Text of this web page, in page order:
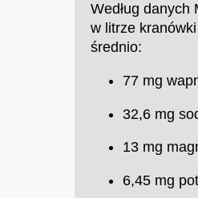
Według danych
w litrze
średnio:
77 mg
32,6 mg
13 mg
6,45 mg